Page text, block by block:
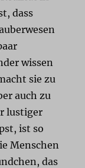
dass
wissen
sie zu
auch zu
lustiger
ist so
Menschen
das